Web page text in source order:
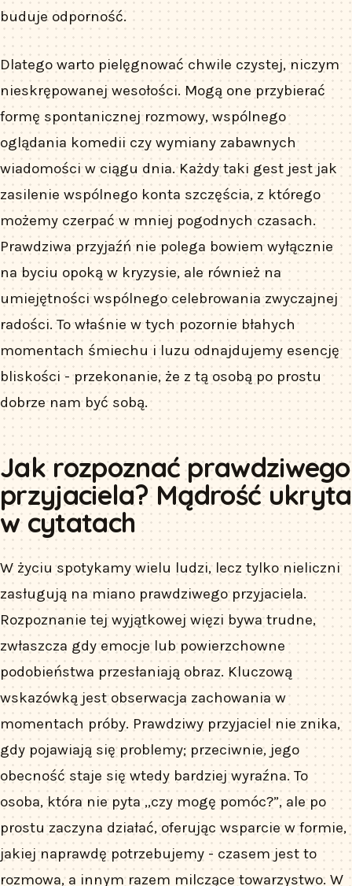
buduje odporność.
Dlatego warto pielęgnować chwile czystej, niczym
nieskrępowanej wesołości. Mogą one przybierać
formę spontanicznej rozmowy, wspólnego
oglądania komedii czy wymiany zabawnych
wiadomości w ciągu dnia. Każdy taki gest jest jak
zasilenie wspólnego konta szczęścia, z którego
możemy czerpać w mniej pogodnych czasach.
Prawdziwa przyjaźń nie polega bowiem wyłącznie
na byciu opoką w kryzysie, ale również na
umiejętności wspólnego celebrowania zwyczajnej
radości. To właśnie w tych pozornie błahych
momentach śmiechu i luzu odnajdujemy esencję
bliskości - przekonanie, że z tą osobą po prostu
dobrze nam być sobą.
Jak rozpoznać prawdziwego
przyjaciela? Mądrość ukryta
w cytatach
W życiu spotykamy wielu ludzi, lecz tylko nieliczni
zasługują na miano prawdziwego przyjaciela.
Rozpoznanie tej wyjątkowej więzi bywa trudne,
zwłaszcza gdy emocje lub powierzchowne
podobieństwa przesłaniają obraz. Kluczową
wskazówką jest obserwacja zachowania w
momentach próby. Prawdziwy przyjaciel nie znika,
gdy pojawiają się problemy; przeciwnie, jego
obecność staje się wtedy bardziej wyraźna. To
osoba, która nie pyta „czy mogę pomóc?”, ale po
prostu zaczyna działać, oferując wsparcie w formie,
jakiej naprawdę potrzebujemy - czasem jest to
rozmowa, a innym razem milczące towarzystwo. W